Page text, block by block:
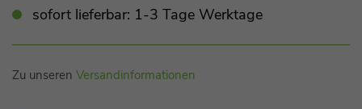
sofort lieferbar: 1-3 Tage Werktage
Zu unseren Versandinformationen